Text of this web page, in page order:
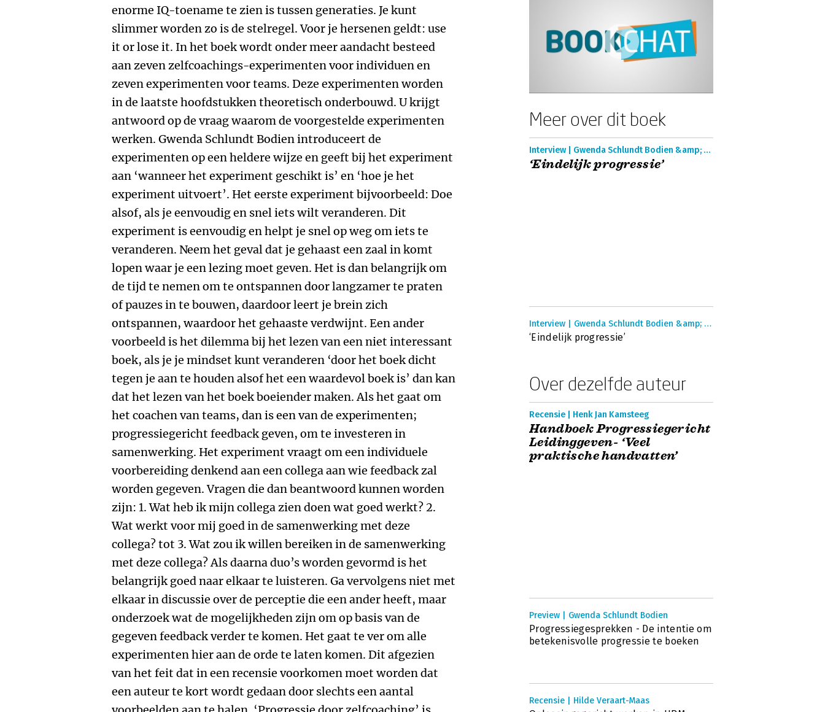
enorme IQ-toename te zien is tussen generaties. Je kunt
slimmer worden zo is de stelregel. Voor je hersenen geldt: use
it or lose it. In het boek wordt onder meer aandacht besteed
aan zeven zelfcoachings-experimenten voor individuen en
zeven experimenten voor teams. Deze experimenten worden
in de laatste hoofdstukken theoretisch onderbouwd. U krijgt
antwoord op de vraag waarom de voorgestelde experimenten
werken. Gwenda Schlundt Bodien introduceert de
experimenten op een heldere wijze en geeft bij het experiment
aan ‘wanneer het experiment geschikt is’ en ‘hoe je het
experiment uitvoert’. Het eerste experiment bijvoorbeeld: Doe
alsof, als je eenvoudig en snel iets wilt veranderen. Dit
experiment is eenvoudig en helpt je snel op weg om iets te
veranderen. Neem het geval dat je gehaast een zaal in komt
lopen waar je een lezing moet geven. Het is dan belangrijk om
de tijd te nemen om te ontspannen door langzamer te praten
of pauzes in te bouwen, daardoor leert je brein zich
ontspannen, waardoor het gehaaste verdwijnt. Een ander
voorbeeld is het dilemma bij het lezen van een niet interessant
boek, als je je mindset kunt veranderen ‘door het boek dicht
tegen je aan te houden alsof het een waardevol boek is’ dan kan
dat het lezen van het boek boeiender maken. Als het gaat om
het coachen van teams, dan is een van de experimenten;
progressiegericht feedback geven, om te investeren in
samenwerking. Het experiment vraagt om een individuele
voorbereiding denkend aan een collega aan wie feedback zal
worden gegeven. Vragen die dan beantwoord kunnen worden
zijn: 1. Wat heb ik mijn collega zien doen wat goed werkt? 2.
Wat werkt voor mij goed in de samenwerking met deze
collega? tot 3. Wat zou ik willen bereiken in de samenwerking
met deze collega? Als daarna duo’s worden gevormd is het
belangrijk goed naar elkaar te luisteren. Ga vervolgens niet met
elkaar in discussie over de perceptie die een ander heeft, maar
onderzoek wat de mogelijkheden zijn om op basis van de
gegeven feedback verder te komen. Het gaat te ver om alle
experimenten hier aan de orde te laten komen. Dit afgezien
van het feit dat in een recensie voorkomen moet worden dat
een auteur te kort wordt gedaan door slechts een aantal
Meer over dit boek
Interview | Gwenda Schlundt Bodien &amp; Coert Visser
‘Eindelijk progressie’
Interview | Gwenda Schlundt Bodien &amp; Coert Visser
‘Eindelijk progressie’
Over dezelfde auteur
Recensie | Henk Jan Kamsteeg
Handboek Progressiegericht
Leidinggeven- ‘Veel
praktische handvatten’
Preview | Gwenda Schlundt Bodien
Progressiegesprekken - De intentie om
betekenisvolle progressie te boeken
Recensie | Hilde Veraart-Maas